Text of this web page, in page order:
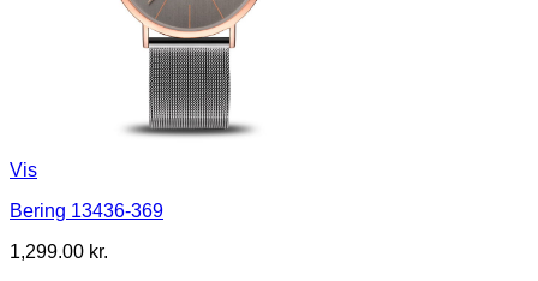
Vis
Bering 13436-369
1,299.00 kr.